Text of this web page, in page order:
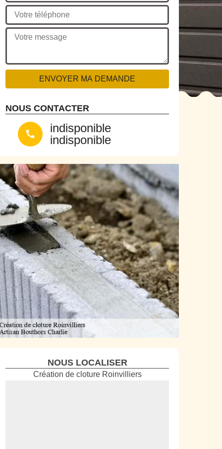
NOUS CONTACTER
indisponible
indisponible
NOUS LOCALISER
Création de cloture Roinvilliers